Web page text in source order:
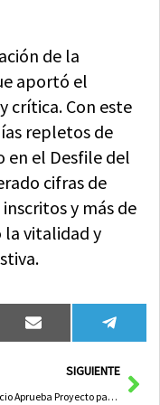
de la
aportó el
crítica. Con este
repletos de
en el Desfile del
cifras de
y más de
la vitalidad y
Compartir
en
Email
en
SIGUIENTE
El Consorcio Aprueba Proyecto para Revitalizar Alamillos del Tránsito en el Barrio Judío de Toledo